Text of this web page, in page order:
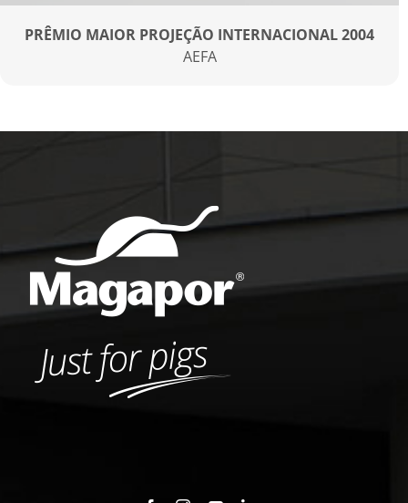
PRÊMIO MAIOR PROJEÇÃO INTERNACIONAL 2004
AEFA